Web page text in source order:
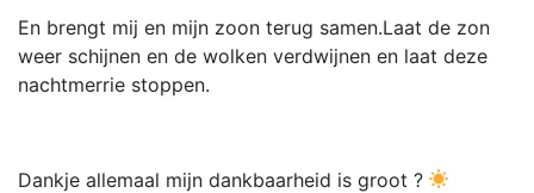
En brengt mij en mijn zoon terug samen.Laat de zon
weer schijnen en de wolken verdwijnen en laat deze
nachtmerrie stoppen.
Dankje allemaal mijn dankbaarheid is groot ?